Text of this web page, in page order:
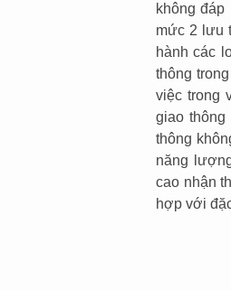
không
mức 2 lưu
hành các
thông
việc trong
giao
thông
năng
cao nhận
hợp với